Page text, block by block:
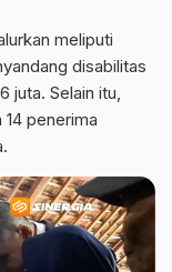
meliputi
disabilitas
juta. Selain itu,
penerima